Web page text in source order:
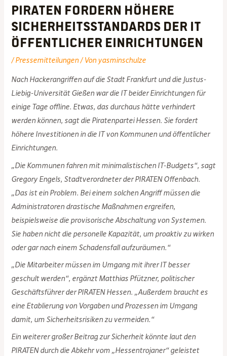
PIRATEN fordern höhere
Sicherheitsstandards der IT
öffentlicher Einrichtungen
/Pressemitteilungen/ Von yasminschulze
Nach Hackerangriffen auf die Stadt Frankfurt und die Justus-
Liebig-Universität Gießen war die IT beider Einrichtungen für
einige Tage offline. Etwas, das durchaus hätte verhindert
werden können, sagt die Piratenpartei Hessen. Sie fordert
höhere Investitionen in die IT von Kommunen und öffentlicher
Einrichtungen.
„Die Kommunen fahren mit minimalistischen IT-Budgets“, sagt
Gregory Engels, Stadtverordneter der PIRATEN Offenbach.
„Das ist ein Problem. Bei einem solchen Angriff müssen die
Administratoren drastische Maßnahmen ergreifen,
beispielsweise die provisorische Abschaltung von Systemen.
Sie haben nicht die personelle Kapazität, um proaktiv zu wirken
oder gar nach einem Schadensfall aufzuräumen.“
„Die Mitarbeiter müssen im Umgang mit ihrer IT besser
geschult werden“, ergänzt Matthias Pfützner, politischer
Geschäftsführer der PIRATEN Hessen. „Außerdem braucht es
eine Etablierung von Vorgaben und Prozessen im Umgang
damit, um Sicherheitsrisiken zu vermeiden.“
Ein weiterer großer Beitrag zur Sicherheit könnte laut den
PIRATEN durch die Abkehr vom „Hessentrojaner“ geleistet